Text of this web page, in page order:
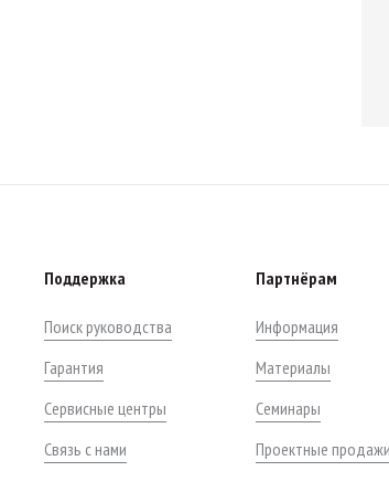
Поддержка
Поиск руководства
Гарантия
Сервисные центры
Связь с нами
Партнёрам
Информация
Материалы
Семинары
Проектные продажи